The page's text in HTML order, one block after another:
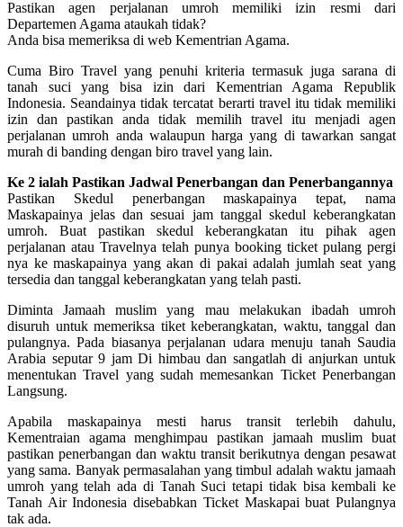
Pastikan agen perjalanan umroh memiliki izin resmi dari
Departemen Agama ataukah tidak?
Anda bisa memeriksa di web Kementrian Agama.
Cuma Biro Travel yang penuhi kriteria termasuk juga sarana di
tanah suci yang bisa izin dari Kementrian Agama Republik
Indonesia. Seandainya tidak tercatat berarti travel itu tidak memiliki
izin dan pastikan anda tidak memilih travel itu menjadi agen
perjalanan umroh anda walaupun harga yang di tawarkan sangat
murah di banding dengan biro travel yang lain.
Ke 2 ialah Pastikan Jadwal Penerbangan dan Penerbangannya
Pastikan Skedul penerbangan maskapainya tepat, nama
Maskapainya jelas dan sesuai jam tanggal skedul keberangkatan
umroh. Buat pastikan skedul keberangkatan itu pihak agen
perjalanan atau Travelnya telah punya booking ticket pulang pergi
nya ke maskapainya yang akan di pakai adalah jumlah seat yang
tersedia dan tanggal keberangkatan yang telah pasti.
Diminta Jamaah muslim yang mau melakukan ibadah umroh
disuruh untuk memeriksa tiket keberangkatan, waktu, tanggal dan
pulangnya. Pada biasanya perjalanan udara menuju tanah Saudia
Arabia seputar 9 jam Di himbau dan sangatlah di anjurkan untuk
menentukan Travel yang sudah memesankan Ticket Penerbangan
Langsung.
Apabila maskapainya mesti harus transit terlebih dahulu,
Kementraian agama menghimpau pastikan jamaah muslim buat
pastikan penerbangan dan waktu transit berikutnya dengan pesawat
yang sama. Banyak permasalahan yang timbul adalah waktu jamaah
umroh yang telah ada di Tanah Suci tetapi tidak bisa kembali ke
Tanah Air Indonesia disebabkan Ticket Maskapai buat Pulangnya
tak ada.